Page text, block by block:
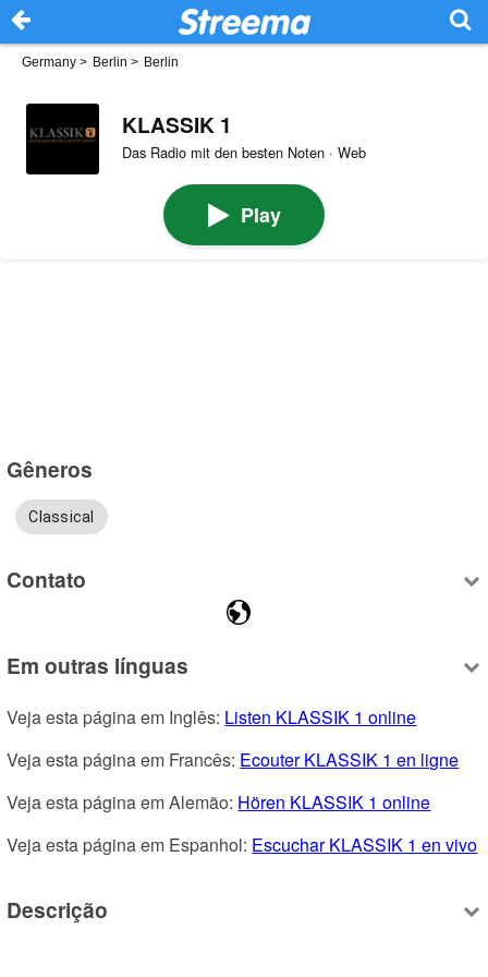
Germany > Berlin > Berlin
KLASSIK 1
Das Radio mit den besten Noten · Web
Play
Gêneros
Classical
Contato
Em outras línguas
Veja esta página em Inglês: Listen KLASSIK 1 online
Veja esta página em Francês: Ecouter KLASSIK 1 en ligne
Veja esta página em Alemão: Hören KLASSIK 1 online
Veja esta página em Espanhol: Escuchar KLASSIK 1 en vivo
Descrição